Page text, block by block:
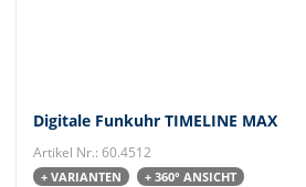
Digitale Funkuhr TIMELINE MAX
Artikel Nr.: 60.4512
+ VARIANTEN + 360° ANSICHT